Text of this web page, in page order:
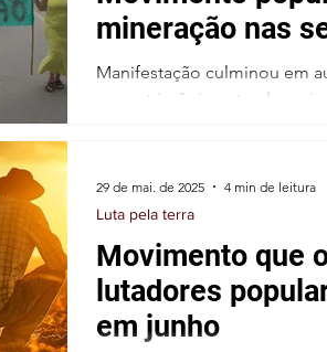
mineração nas
Manifestação culminou em
em patrimônio natural e
Movimento que
lutadores
em junho
Luta pela terra
29 de mai. de 2025 4 min de leitura